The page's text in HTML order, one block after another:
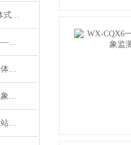
全域感知·智能赋能——一体式室内环境监测系统
方寸藏风云，智测护万象——一体式小型气象自动观测站赋能全场景监测
无械赋能，全域感知——一体化多参数超声波气象站重构监测新生态
一体化多参数监测超声波气象站：精准感知，守护万物安澜
超声波一体化气象环境监测站：精准感知，赋能全域智慧监测#2026已更新